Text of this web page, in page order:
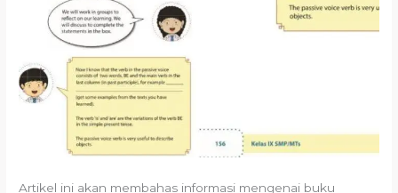
Artikel ini akan membahas informasi mengenai buku